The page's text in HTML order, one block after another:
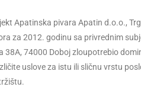
Apatinska pivara Apatin d.o.o.,
za 2012. godinu sa privrednim
38A, 74000 Doboj zloupotrebio
uslove za istu ili sličnu vrstu